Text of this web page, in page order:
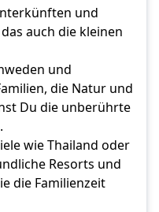
und
auch die kleinen
und
die Natur und
Du die unberührte
wie Thailand oder
Resorts und
die Familienzeit